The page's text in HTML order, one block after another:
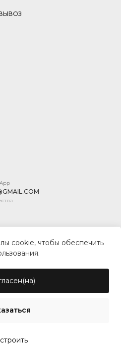
2026
cookie, чтобы обеспечить
Tilda